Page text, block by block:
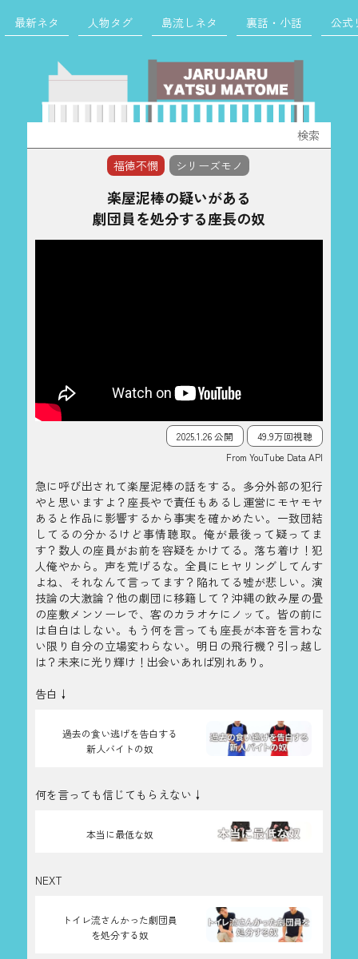
最新ネタ 人物タグ 島流しネタ 裏話・小話 公式
索:
福徳不憫
シリーズモノ
楽屋泥棒の疑いがある
劇団員を処分する座長の奴
2025.1.26 公開
49.9万回視聴
From YouTube Data API
急に呼び出されて楽屋泥棒の話をする。多分外部の犯行
やと思いますよ？座長やで責任もあるし運営にモヤモヤ
あると作品に影響するから事実を確かめたい。一致団結
してるの分かるけど事情聴取。俺が最後って疑ってま
す？数人の座員がお前を容疑をかけてる。落ち着け！犯
人俺やから。声を荒げるな。全員にヒヤリングしてんす
よね、それなんて言ってます？陥れてる嘘が悲しい。演
技論の大激論？他の劇団に移籍して？沖縄の飲み屋の畳
の座敷メンソーレで、客のカラオケにノッて。皆の前に
は自白はしない。もう何を言っても座長が本音を言わな
い限り自分の立場変わらない。明日の飛行機？引っ越し
は？未来に光り輝け！出会いあれば別れあり。
告白↓
過去の食い逃げを告白する
新人バイトの奴
何を言っても信じてもらえない↓
本当に最低な奴
NEXT
トイレ流さんかった劇団員
を処分する奴